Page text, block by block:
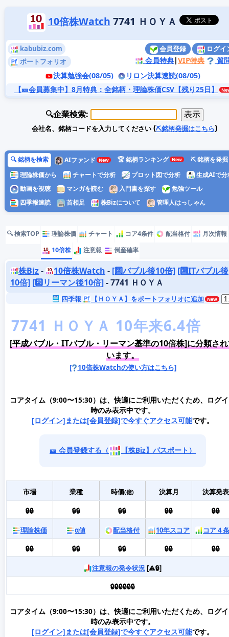
10倍株Watch 7741 ＨＯＹＡ
kabubiz.com
ポートフォリオ
会員登録 ログイ
会員特典|VIP特典
質
決算勉強会(08/05)
リロン決算速読(08/05)
【🎫会員募集中】8月特典 ：全銘柄・理論株価CSV【残り25日】
🔍企業検索:
会社名、銘柄コードを入力してください(⛏️銘柄発掘はこちら)
🔍 銘柄を検索 AIファンド 🏆 銘柄ランキング
⛏️ 銘柄を発掘
理論株価から
チャートで分析 プロット図で分析
生成AIで分
動画を視聴
マンガを読む 入門書を探す
勉強ツール
四季報速読
首相足 株Bizについて 管理人はっしゃん
🔍 検索TOP 理論株価 チャート コア4条件 配当格付
月次情報
10倍株
注意報 倒産確率
株Biz- 10倍株Watch - [🔟バブル後10倍] [🔟ITバブル後
10倍] [🔟リーマン後10倍]- 7741 ＨＯＹＡ
四季報 【ＨＯＹＡ】をポートフォリオに追加
[平成バブル・ITバブル・リーマン基準の10倍株]に分類さ
います。
[ 10倍株Watchの使い方はこちら]
コアタイム（9:00〜15:30）は、快適にご利用いただくため、ログ
時のみ表示中です。
[ログイン]または[会員登録]で今すぐアクセス可能です。
🎫 会員登録する（ 【株Biz】パスポート）
市場 業種 時価(億) 決算月 決算発表
🔒🔒 🔒🔒 🔒🔒 🔒🔒 🔒🔒
理論株価 α値 配当格付 10年スコア
コア４
🔒🔒
🔒🔒 🔒🔒 🔒🔒 🔒🔒
注意報の発令状況[⚠️🔒]
🔒🔒🔒🔒🔒🔒
コアタイム（9:00〜15:30）は、快適にご利用いただくため、ログ
時のみ表示中です。
[ログイン]または[会員登録]で今すぐアクセス可能です。